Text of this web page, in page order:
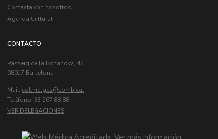
Contacta con nosotros
Agenda Cultural
CONTACTO
Passeig de la Bonanova, 47
08017 Barcelona
Mail: col.metges
Telèfono: 93 567 88 88
VER DELEGACIONES